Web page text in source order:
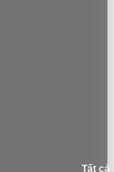
Tất cả